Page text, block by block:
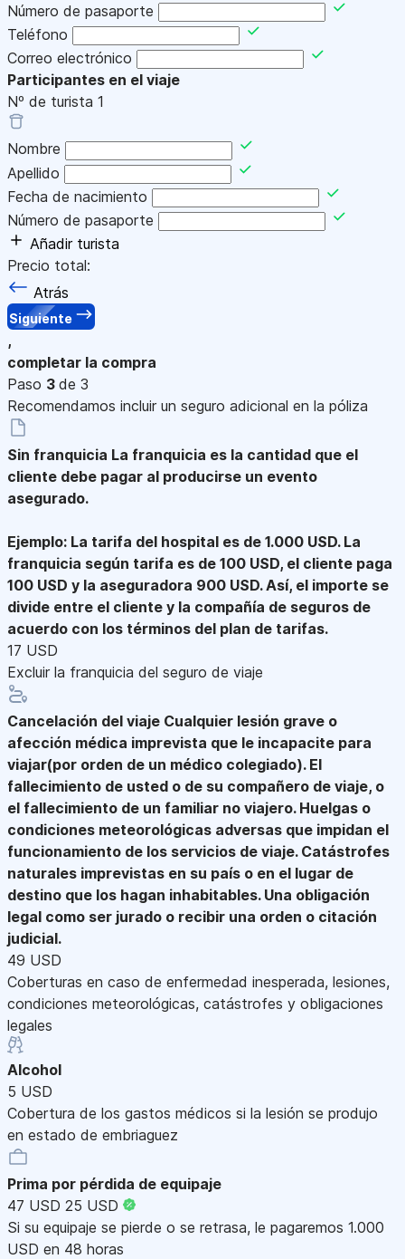
Número de pasaporte
Teléfono
Correo electrónico
Participantes en el viaje
Nº de turista 1
Nombre
Apellido
Fecha de nacimiento
Número de pasaporte
Añadir turista
Precio total:
Atrás
Siguiente
,
completar la compra
Paso 3 de 3
Recomendamos incluir un seguro adicional en la póliza
Sin franquicia La franquicia es la cantidad que el
cliente debe pagar al producirse un evento
asegurado.
Ejemplo: La tarifa del hospital es de 1.000 USD. La
franquicia según tarifa es de 100 USD, el cliente paga
100 USD y la aseguradora 900 USD. Así, el importe se
divide entre el cliente y la compañía de seguros de
acuerdo con los términos del plan de tarifas.
17 USD
Excluir la franquicia del seguro de viaje
Cancelación del viaje Cualquier lesión grave o
afección médica imprevista que le incapacite para
viajar(por orden de un médico colegiado). El
fallecimiento de usted o de su compañero de viaje, o
el fallecimiento de un familiar no viajero. Huelgas o
condiciones meteorológicas adversas que impidan el
funcionamiento de los servicios de viaje. Catástrofes
naturales imprevistas en su país o en el lugar de
destino que los hagan inhabitables. Una obligación
legal como ser jurado o recibir una orden o citación
judicial.
49 USD
Coberturas en caso de enfermedad inesperada, lesiones,
condiciones meteorológicas, catástrofes y obligaciones
legales
Alcohol
5 USD
Cobertura de los gastos médicos si la lesión se produjo
en estado de embriaguez
Prima por pérdida de equipaje
47 USD 25 USD
Si su equipaje se pierde o se retrasa, le pagaremos 1.000
USD en 48 horas